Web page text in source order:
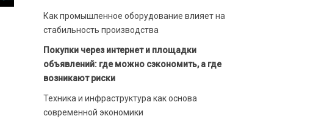
Как промышленное оборудование влияет на
стабильность производства
Покупки через интернет и площадки
объявлений: где можно сэкономить, а где
возникают риски
Техника и инфраструктура как основа
современной экономики